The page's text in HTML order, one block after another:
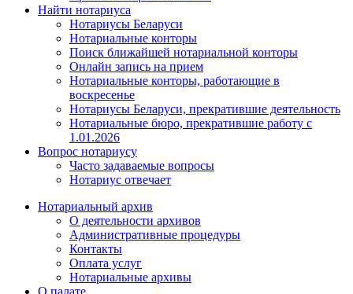
Найти нотариуса
Нотариусы Беларуси
Нотариальные конторы
Поиск ближайшей нотариальной конторы
Онлайн запись на прием
Нотариальные конторы, работающие в
воскресенье
Нотариусы Беларуси, прекратившие деятельность
Нотариальные бюро, прекратившие работу с
1.01.2026
Вопрос нотариусу
Часто задаваемые вопросы
Нотариус отвечает
Нотариальный архив
О деятельности архивов
Административные процедуры
Контакты
Оплата услуг
Нотариальные архивы
О палате